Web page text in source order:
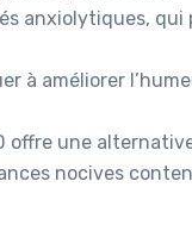
anxiolytiques,
à améliorer
offre une
nocives